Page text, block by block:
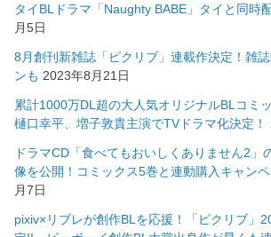
タイBLドラマ「Naughty BABE」タイと同時
月5日
8月創刊新雑誌「ピクリブ」連載作決定！雑
ンも 2023年8月21日
累計1000万DL超の大人気オリジナルBLコミ
樋口幸平、増子敦貴主演でTVドラマ化決定！
ドラマCD「食べてもおいしくありません2」
像を公開！コミックス5巻と連動購入キャン
月7日
pixiv×リブレが創作BLを応援！「ピクリブ」